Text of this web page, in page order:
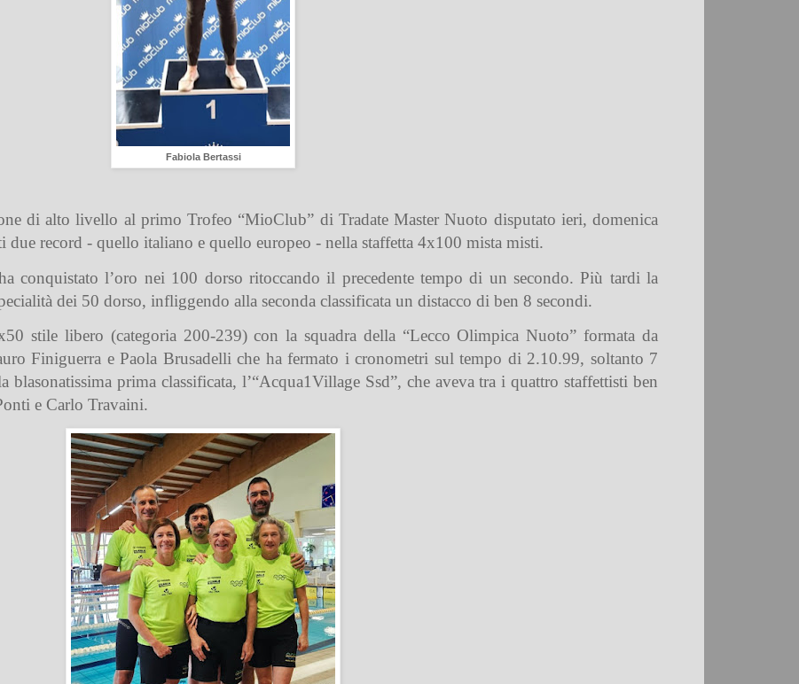
Fabiola Bertassi
di alto livello al primo Trofeo “MioClub” di Tradate Master Nuoto disputato ieri, domenica
due record - quello italiano e quello europeo - nella staffetta 4x100 mista misti.
conquistato l’oro nei 100 dorso ritoccando il precedente tempo di un secondo. Più tardi la
dei 50 dorso, infliggendo alla seconda classificata un distacco di ben 8 secondi.
stile libero (categoria 200-239) con la squadra della “Lecco Olimpica Nuoto” formata da
Finiguerra e Paola Brusadelli che ha fermato i cronometri sul tempo di 2.10.99, soltanto 7
prima classificata, l’“Acqua1Village Ssd”, che aveva tra i quattro staffettisti ben
e Carlo Travaini.